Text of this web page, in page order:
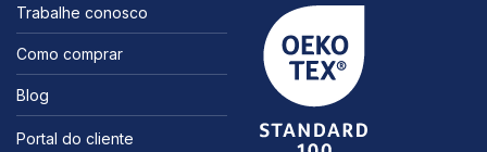
Trabalhe conosco
Como comprar
Blog
Portal do cliente